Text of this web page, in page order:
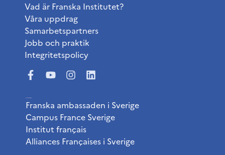
Vad är Franska Institutet?
Våra uppdrag
Samarbetspartners
Jobb och praktik
Integritetspolicy
Franska ambassaden i Sverige
Campus France Sverige
Institut français
Alliances Françaises i Sverige